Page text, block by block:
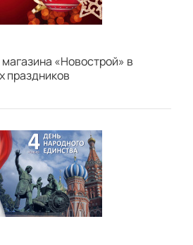
«Новострой» в
праздников